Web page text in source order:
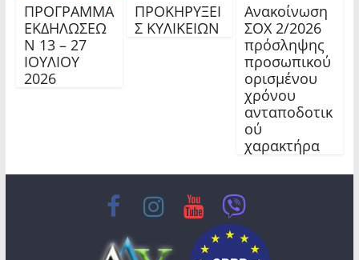
ΠΡΟΓΡΑΜΜΑ
ΕΚΔΗΛΩΣΕΩ
Ν 13 – 27
ΙΟΥΛΙΟΥ
2026
ΠΡΟΚΗΡΥΞΕΙ
Σ ΚΥΛΙΚΕΙΩΝ
Ανακοίνωση
ΣΟΧ 2/2026
πρόσληψης
προσωπικού
ορισμένου
χρόνου
ανταποδοτικ
ού
χαρακτήρα